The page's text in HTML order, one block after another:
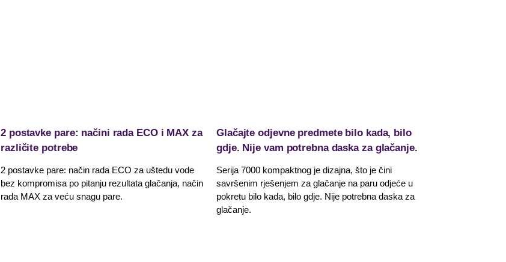
2 postavke pare: načini rada ECO i MAX za
različite potrebe
2 postavke pare: način rada ECO za uštedu vode
bez kompromisa po pitanju rezultata glačanja, način
rada MAX za veću snagu pare.
Glačajte odjevne predmete bilo kada, bilo
gdje. Nije vam potrebna daska za glačanje.
Serija 7000 kompaktnog je dizajna, što je čini
savršenim rješenjem za glačanje na paru odjeće u
pokretu bilo kada, bilo gdje. Nije potrebna daska za
glačanje.